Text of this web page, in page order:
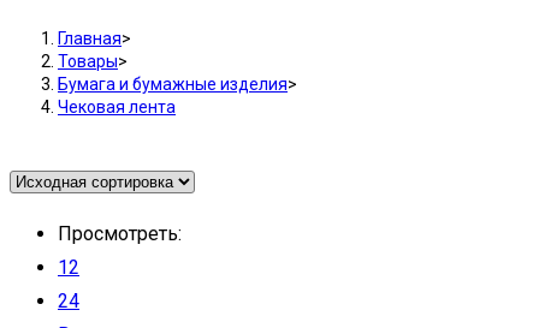
Главная>
Товары>
Бумага и бумажные изделия>
Чековая лента
Просмотреть:
12
24